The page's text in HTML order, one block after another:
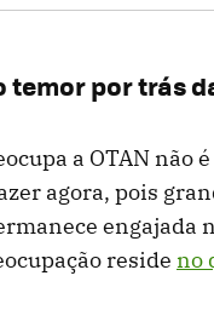
temor por trás
a OTAN não é
agora, pois
engajada
reside no